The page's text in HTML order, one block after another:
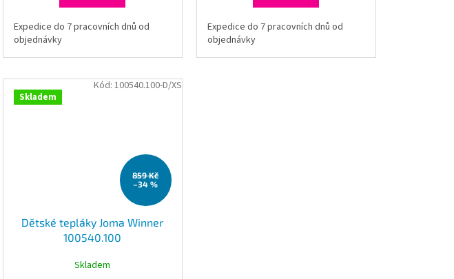
Expedice do 7 pracovních dnů od
objednávky
Expedice do 7 pracovních dnů od
objednávky
Skladem
859 Kč
–34 %
Dětské tepláky Joma Winner
100540.100
Skladem
Kód: 100540.100-D/XS